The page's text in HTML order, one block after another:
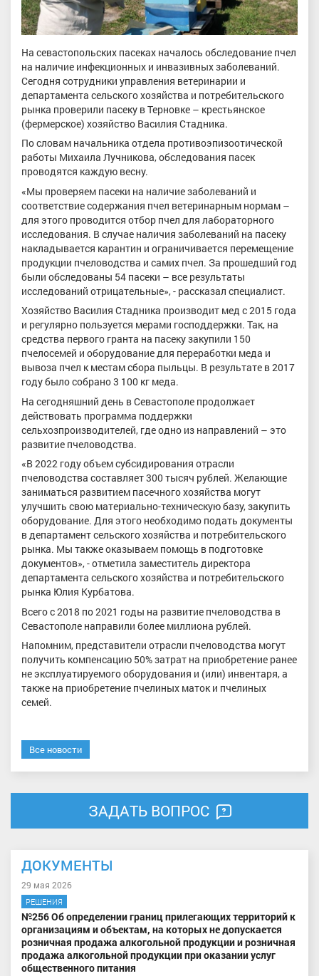
На севастопольских пасеках началось обследование пчел
на наличие инфекционных и инвазивных заболеваний.
Сегодня сотрудники управления ветеринарии и
департамента сельского хозяйства и потребительского
рынка проверили пасеку в Терновке – крестьянское
(фермерское) хозяйство Василия Стадника.
По словам начальника отдела противоэпизоотической
работы Михаила Лучникова, обследования пасек
проводятся каждую весну.
«Мы проверяем пасеки на наличие заболеваний и
соответствие содержания пчел ветеринарным нормам –
для этого проводится отбор пчел для лабораторного
исследования. В случае наличия заболеваний на пасеку
накладывается карантин и ограничивается перемещение
продукции пчеловодства и самих пчел. За прошедший год
были обследованы 54 пасеки – все результаты
исследований отрицательные», - рассказал специалист.
Хозяйство Василия Стадника производит мед с 2015 года
и регулярно пользуется мерами господдержки. Так, на
средства первого гранта на пасеку закупили 150
пчелосемей и оборудование для переработки меда и
вывоза пчел к местам сбора пыльцы. В результате в 2017
году было собрано 3 100 кг меда.
На сегодняшний день в Севастополе продолжает
действовать программа поддержки
сельхозпроизводителей, где одно из направлений – это
развитие пчеловодства.
«В 2022 году объем субсидирования отрасли
пчеловодства составляет 300 тысяч рублей. Желающие
заниматься развитием пасечного хозяйства могут
улучшить свою материально-техническую базу, закупить
оборудование. Для этого необходимо подать документы
в департамент сельского хозяйства и потребительского
рынка. Мы также оказываем помощь в подготовке
документов», - отметила заместитель директора
департамента сельского хозяйства и потребительского
рынка Юлия Курбатова.
Всего с 2018 по 2021 годы на развитие пчеловодства в
Севастополе направили более миллиона рублей.
Напомним, представители отрасли пчеловодства могут
получить компенсацию 50% затрат на приобретение ранее
не эксплуатируемого оборудования и (или) инвентаря, а
также на приобретение пчелиных маток и пчелиных
семей.
Все новости
ЗАДАТЬ ВОПРОС
ДОКУМЕНТЫ
29 мая 2026
РЕШЕНИЯ
№256 Об определении границ прилегающих территорий к
организациям и объектам, на которых не допускается
розничная продажа алкогольной продукции и розничная
продажа алкогольной продукции при оказании услуг
общественного питания